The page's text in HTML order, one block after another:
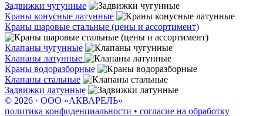
Задвижки чугунные
Краны конусные латунные
Краны шаровые стальные (цены и ассортимент)
Клапаны чугунные
Клапаны латунные
Краны водоразборные
Клапаны стальные
Задвижки латунные
© 2026 · ООО «АКВАРЕЛЬ»
политика конфиденциальности • согласие на обработку